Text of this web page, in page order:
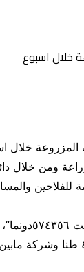
المزروعة خلال
ومن خلال
وأضاف، أن